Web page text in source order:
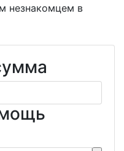
незнакомцем в